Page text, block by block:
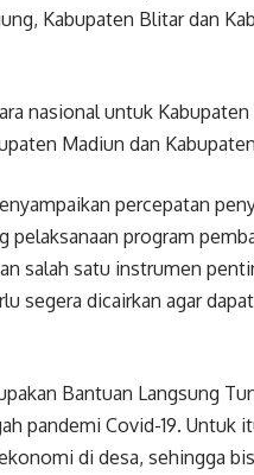
Kabupaten Blitar dan
nasional untuk
Madiun dan
percepatan
program
salah satu instrumen
segera dicairkan agar
Bantuan Langsung
pandemi Covid-19. Untuk
di desa, sehingga